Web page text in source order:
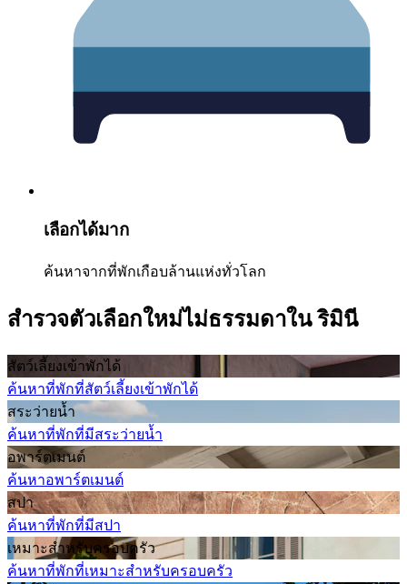
เลือกได้มาก
ค้นหาจากที่พักเกือบล้านแห่งทั่วโลก
สำรวจตัวเลือกใหม่ไม่ธรรมดาใน ริมินี
สัตว์เลี้ยงเข้าพักได้
ค้นหาที่พักที่สัตว์เลี้ยงเข้าพักได้
สระว่ายน้ำ
ค้นหาที่พักที่มีสระว่ายน้ำ
อพาร์ตเมนต์
ค้นหาอพาร์ตเมนต์
สปา
ค้นหาที่พักที่มีสปา
เหมาะสำหรับครอบครัว
ค้นหาที่พักที่เหมาะสำหรับครอบครัว